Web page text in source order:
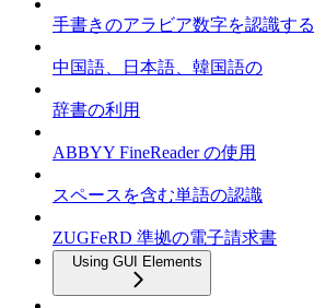
手書きのアラビア数字を認識する
中国語、日本語、韓国語の
辞書の利用
ABBYY FineReader の使用
スペースを含む単語の認識
ZUGFeRD 準拠の電子請求書
Using GUI Elements